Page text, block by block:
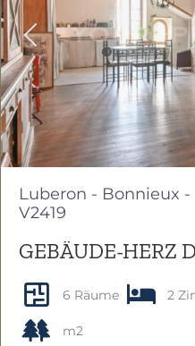
Previous
Luberon - Bonnieux -
V2419
GEBÄUDE-HERZ
6 Räume 2
m2